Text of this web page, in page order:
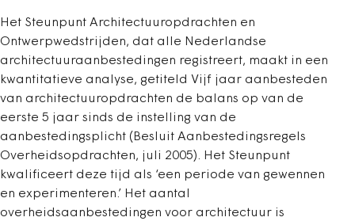
Het Steunpunt Architectuuropdrachten en
Ontwerpwedstrijden, dat alle Nederlandse
architectuuraanbestedingen registreert, maakt in een
kwantitatieve analyse, getiteld Vijf jaar aanbesteden
van architectuuropdrachten de balans op van de
eerste 5 jaar sinds de instelling van de
aanbestedingsplicht (Besluit Aanbestedingsregels
Overheidsopdrachten, juli 2005). Het Steunpunt
kwalificeert deze tijd als ‘een periode van gewennen
en experimenteren.’ Het aantal
overheidsaanbestedingen voor architectuur is